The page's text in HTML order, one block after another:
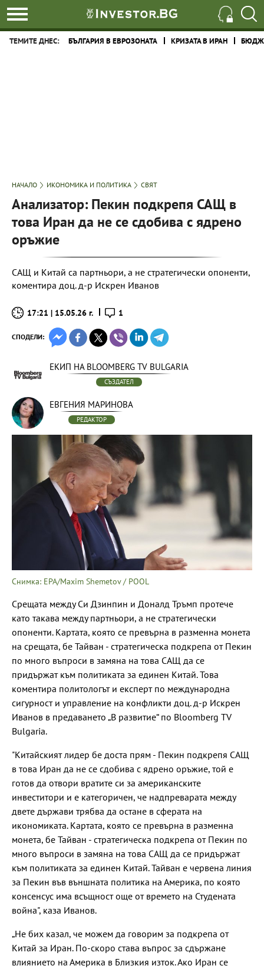
ТЕМИТЕ ДНЕС: БЪЛГАРИЯ В ЕВРОЗОНАТА КРИЗАТА В ИРАН
НАЧАЛО ИКОНОМИКА И ПОЛИТИКА СВЯТ
Анализатор: Пекин подкрепя САЩ в
това Иран да не се сдобива с ядрено
оръжие
САЩ и Китай са партньори, а не стратегически опоненти,
коментира доц. д-р Искрен Иванов
17:21 | 15.05.26 г. 1
СПОДЕЛИ:
ЕКИП НА BLOOMBERG TV BULGARIA
СЪЗДАТЕЛ
ЕВГЕНИЯ МАРИНОВА
РЕДАКТОР
Снимка: EPA/Maxim Shemetov / POOL
Срещата между Си Дзинпин и Доналд Тръмп протече
като такава между партньори, а не стратегически
опоненти. Картата, която се превърна в разменна монета
на срещата, бе Тайван - стратегическа подкрепа от Пекин
по много въпроси в замяна на това САЩ да се
придържат към политиката за единен Китай. Това
коментира политологът и експерт по международна
сигурност и управление на конфликти доц. д-р Искрен
Иванов в предаването „В развитие“ по Bloomberg TV
Bulgaria.
"Китайският лидер бе доста прям - Пекин подкрепя САЩ
в това Иран да не се сдобива с ядрено оръжие, той е
готов да отвори вратите си за американските
инвеститори и е категоричен, че надпреварата между
двете държави трябва да остане в сферата на
икономиката. Картата, която се превърна в разменна
монета, бе Тайван - стратегическа подкрепа от Пекин по
много въпроси в замяна на това САЩ да се придържат
към политиката за единен Китай. Тайван е червена линия
за Пекин във външната политика на Америка, по която
консенсус има всъщност още от времето на Студената
война", каза Иванов.
„Не бих казал, че можем да говорим за подкрепа от
Китай за Иран. По-скоро става въпрос за сдържане
влиянието на Америка в Близкия изток. Ако Иран се